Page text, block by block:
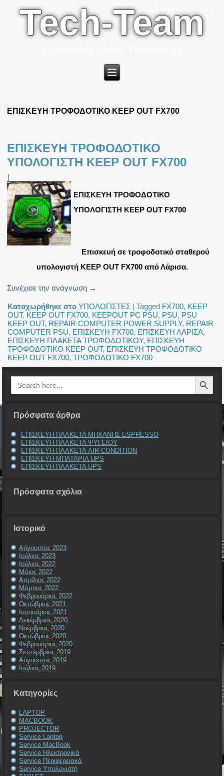
Tech-Team
ΕΠΙΣΚΕΥΗ ΤΡΟΦΟΔΟΤΙΚΟ KEEP OUT FX700
ΕΠΙΣΚΕΥΗ ΤΡΟΦΟΔΟΤΙΚΟ
ΥΠΟΛΟΓΙΣΤΗ KEEP OUT FX700
|
ΕΠΙΣΚΕΥΗ ΤΡΟΦΟΔΟΤΙΚΟ
ΥΠΟΛΟΓΙΣΤΗ KEEP OUT FX700
Επισκευή σε τροφοδοτικό σταθερού
υπολογιστή KEEP OUT FX700 από Λάρισα.
Συνέχισε την ανάγνωση →
Καταχωρήθηκε στο ΥΠΟΛΟΓΙΣΤΕΣ |Tagged FX700, KEEP
OUT, KEEP OUT FX700, KEEPOUT PC PSU, PSU, PSU
KEEP OUT, REPAIR COMPUTER POWER SUPPLY, REPAIR
COMPUTER PSU, ΕΠΙΣΚΕΥΗ FX700, ΕΠΙΣΚΕΥΗ ΛΑΡΙΣΑ,
ΕΠΙΣΚΕΥΗ ΠΛΑΚΕΤΑ ΤΡΟΦΟΔΟΤΙΚΟΥ, ΕΠΙΣΚΕΥΗ
ΤΡΟΦΟΔΟΤΙΚΟ KEEP OUT, ΕΠΙΣΚΕΥΗ ΤΡΟΦΟΔΟΤΙΚΟ
KEEP OUT FX700,ΤΡΟΦΟΔΟΤΙΚΟ FX700
Search
for:
Search Button
Πρόσφατα άρθρα
ΕΠΙΣΚΕΥΗ ΠΛΑΚΕΤΑ ΜΗΧΑΝΗΣ ESPRESSO
ΕΠΙΣΚΕΥΗ ΠΛΑΚΕΤΑ ΨΥΓΕΙΟΥ
ΕΠΙΣΚΕΥΗ ΠΛΑΚΕΤΑ AIR CONDITION
ΕΠΙΣΚΕΥΗ ΜΠΑΤΑΡΙΑ UPS
ΕΠΙΣΚΕΥΗ ΠΛΑΚΕΤΑ UPS
Πρόσφατα σχόλια
Ιστορικό
Αύγουστος 2023
Ιούλιος 2023
Ιούλιος 2022
Μάιος 2022
Απρίλιος 2022
Μάρτιος 2022
Φεβρουάριος 2022
Οκτώβριος 2021
Ιανουάριος 2021
Δεκέμβριος 2020
Νοέμβριος 2020
Οκτώβριος 2020
Φεβρουάριος 2020
Σεπτέμβριος 2019
Αύγουστος 2019
Ιούλιος 2019
Kατηγορίες
LAPTOP
MACBOOK
PROJECTOR
Service Laptop
Service MacBook
Service Ηλεκτρονικά
Service Περιφερειακά
Service Υπολογιστή